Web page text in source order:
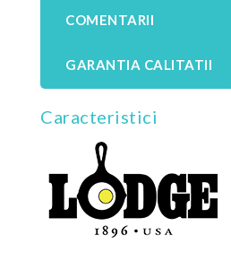
COMENTARII
GARANTIA CALITATII
Caracteristici